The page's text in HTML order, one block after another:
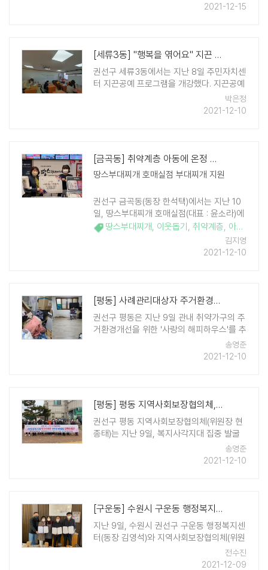
2021-12-15
[세류3동] "행복을 엮어요" 지끈 공예 프로그램 개강
권선구 세류3동에서는 지난 8일 주민자치센
터 지끈공예 프로그램을 개강했다. 지끈공예
는 천연 염색으로 물들인 종이를 꼬아 실처
럼 만든 뒤 바구니, 가방 등 생활용품을 엮어
박은정
2021-12-10
[금곡동] 취약계층 아동에 온정 가득 후원 이어져
땅스부대찌개 호매실점 부대찌개 지원
권선구 금곡동(동장 한석택)에서는 지난 10
일, 땅스부대찌개 호매실점(대표 : 윤소라)에
서 부대찌개 30인분을 후원했다고 밝혔다.
권선구 금곡동 소재 땅스부대찌개 호매실점
은 매월 저소득 한부모 가정, 조손가 ..
땅스부대찌개, 이웃돕기 , 취약계층, 아동
김지영
2021-12-10
[평동] 사례관리대상자 주거환경개선 '사랑의 해피하우스' 추진
권선구 평동은 지난 9일 관내 취약가구의 주
거환경개선을 위한 '사랑의 해피하우스'를 추
진했다고 밝혔다. 평동에서 사례관리를 하고
있는 한부모 가구에 대한 주거지 청소 및 방
송영준
2021-12-10
[평동] 평동 지역사회보장협의체, 겨울철 복지사각지대 발굴 캠페인 실시
권선구 평동 지역사회보장협의체(위원장 현
종태)는 지난 9일, 복지사각지대 집중 발굴
캠페인을 펼쳤다. 이번 캠페인은 겨울철 한
파와 코로나19 여파에 따른 생계 곤란 등 어
송영준
2021-12-10
[구운동] 수원시 구운동 행정복지센터와 지역사회보장협의체, 밀종베이커리와 '..
지난 9일, 수원시 권선구 구운동 행정복지센
터(동장 김영석)와 지역사회보장협의체(위원
장 이경자)는 관내 밀종베이커리 제과점(대
표 송옥렬)과 「사랑의 베이커리 후원」협약식
전수진
2021-12-09